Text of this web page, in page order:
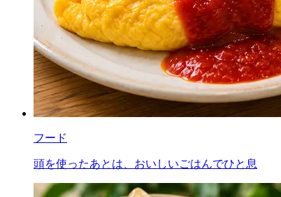
フード
頭を使ったあとは、おいしいごはんでひと息